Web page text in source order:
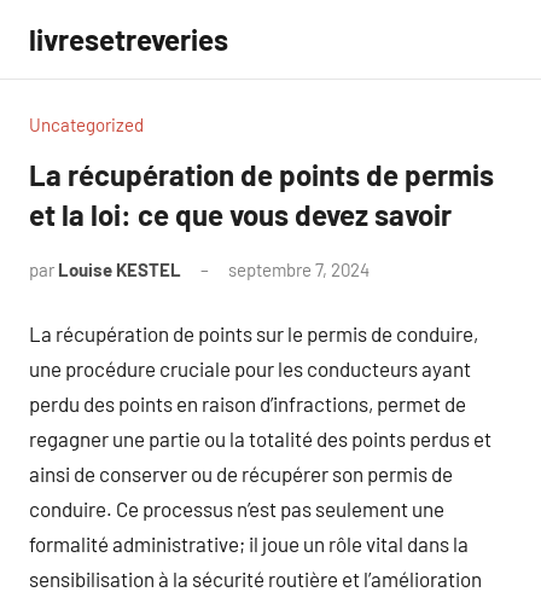
contenu
livresetreveries
Uncategorized
La récupération de points de permis
et la loi: ce que vous devez savoir
par Louise KESTEL septembre 7, 2024
La récupération de points sur le permis de conduire,
une procédure cruciale pour les conducteurs ayant
perdu des points en raison d’infractions, permet de
regagner une partie ou la totalité des points perdus et
ainsi de conserver ou de récupérer son permis de
conduire. Ce processus n’est pas seulement une
formalité administrative; il joue un rôle vital dans la
sensibilisation à la sécurité routière et l’amélioration